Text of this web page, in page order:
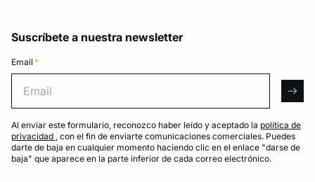
Suscríbete a nuestra newsletter
Email *
Al enviar este formulario, reconozco haber leído y aceptado la política de
privacidad , con el fin de enviarte comunicaciones comerciales. Puedes
darte de baja en cualquier momento haciendo clic en el enlace "darse de
baja" que aparece en la parte inferior de cada correo electrónico.